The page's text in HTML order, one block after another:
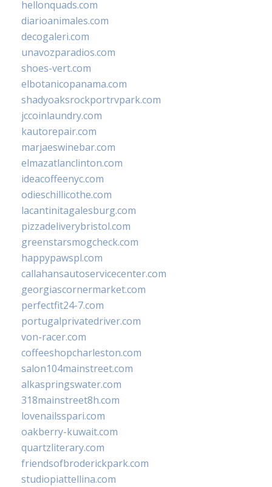
hellonquads.com
diarioanimales.com
decogaleri.com
unavozparadios.com
shoes-vert.com
elbotanicopanama.com
shadyoaksrockportrvpark.com
jccoinlaundry.com
kautorepair.com
marjaeswinebar.com
elmazatlanclinton.com
ideacoffeenyc.com
odieschillicothe.com
lacantinitagalesburg.com
pizzadeliverybristol.com
greenstarsmogcheck.com
happypawspl.com
callahansautoservicecenter.com
georgiascornermarket.com
perfectfit24-7.com
portugalprivatedriver.com
von-racer.com
coffeeshopcharleston.com
salon104mainstreet.com
alkaspringswater.com
318mainstreet8h.com
lovenailsspari.com
oakberry-kuwait.com
quartzliterary.com
friendsofbroderickpark.com
studiopiattellina.com